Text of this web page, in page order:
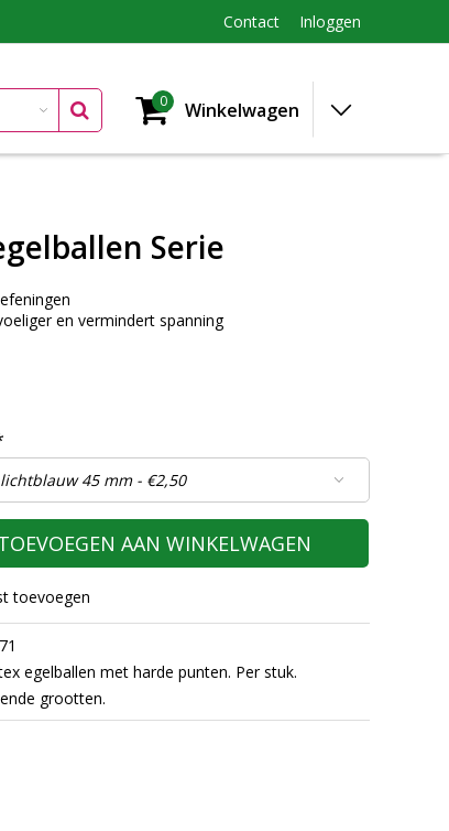
Contact Inloggen
0 Winkelwagen
Serie
en vermindert spanning
AAN WINKELWAGEN
toevoegen
egelballen met harde punten. Per stuk.
grootten.